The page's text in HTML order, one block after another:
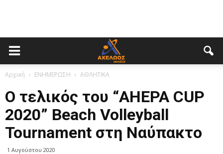
Αρχική ΕΝΗΜΕΡΩΣΗ ΑΘΛΗΤΙΚΑ
Ο τελικός του “AHEPA CUP
2020” Beach Volleyball
Tournament στη Ναύπακτο
1 Αυγούστου 2020